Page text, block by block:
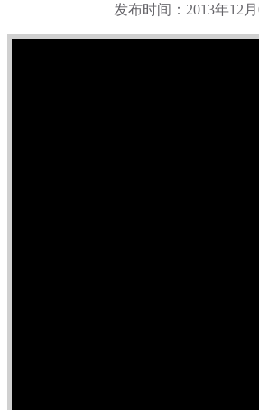
发布时间：2013年12